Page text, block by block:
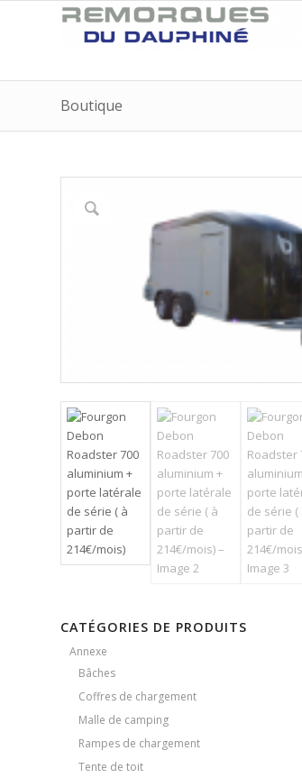
Boutique
CATÉGORIES DE PRODUITS
Annexe
Bâches
Coffres de chargement
Malle de camping
Rampes de chargement
Tente de toit